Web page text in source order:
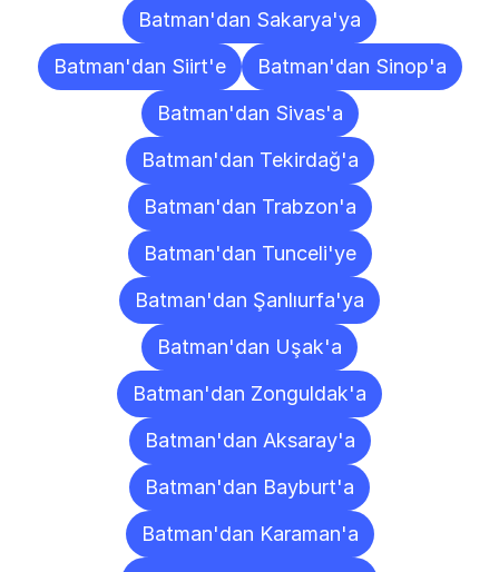
Batman'dan Sakarya'ya
Batman'dan Siirt'e
Batman'dan Sinop'a
Batman'dan Sivas'a
Batman'dan Tekirdağ'a
Batman'dan Trabzon'a
Batman'dan Tunceli'ye
Batman'dan Şanlıurfa'ya
Batman'dan Uşak'a
Batman'dan Zonguldak'a
Batman'dan Aksaray'a
Batman'dan Bayburt'a
Batman'dan Karaman'a